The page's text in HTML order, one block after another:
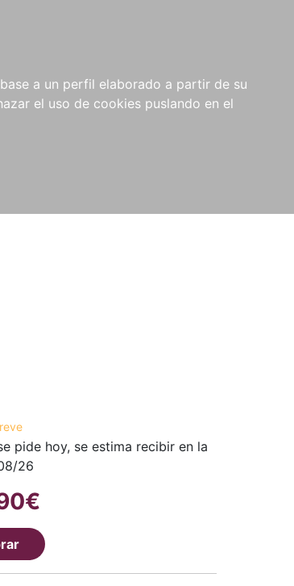
a un perfil elaborado a partir de su
el uso de cookies puslando en el
NOTICIAS
COMPRAS
INSTITUCIONALES
pide hoy, se estima recibir en la
26